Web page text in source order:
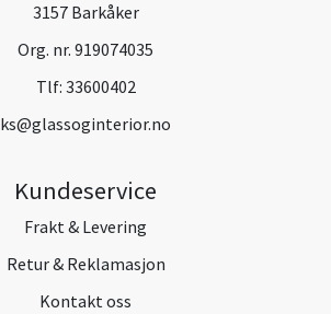
3157 Barkåker
Org. nr. 919074035
Tlf: 33600402
ks@glassoginterior.no
Kundeservice
Frakt & Levering
Retur & Reklamasjon
Kontakt oss